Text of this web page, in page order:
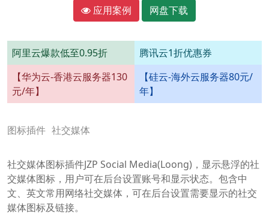
应用案例 网盘下载
阿里云爆款低至0.95折
腾讯云1折优惠券
【华为云-香港云服务器130
元/年】
【硅云-海外云服务器80元/
年】
图标插件 社交媒体
社交媒体图标插件JZP Social Media(Loong)，显示悬浮的社
交媒体图标，用户可在后台设置账号和显示状态。包含中
文、英文常用网络社交媒体，可在后台设置需要显示的社交
媒体图标及链接。